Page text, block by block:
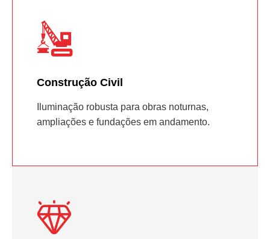
Construção Civil
Iluminação robusta para obras noturnas,
ampliações e fundações em andamento.